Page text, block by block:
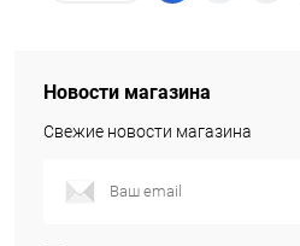
Новости магазина
Свежие новости магазина